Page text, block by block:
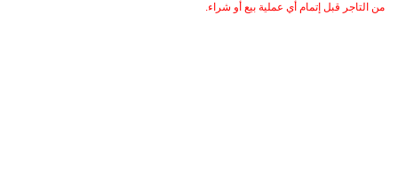
من التاجر قبل إتمام أي عملية بيع أو شراء.